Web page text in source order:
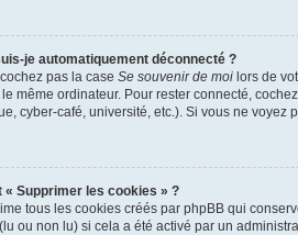
je automatiquement déconnecté ?
pas la case Se souvenir de moi lors de
même ordinateur. Pour rester connecté,
cyber-café, université, etc.). Si vous ne voyez
« Supprimer les cookies » ?
tous les cookies créés par phpBB qui
ou non lu) si cela a été activé par un